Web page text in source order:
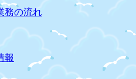
務の流れ
報